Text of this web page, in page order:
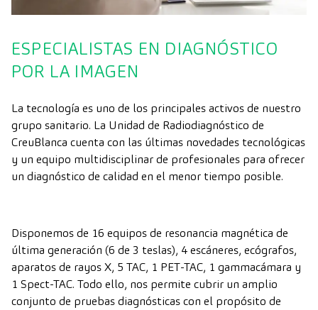
ESPECIALISTAS EN DIAGNÓSTICO
POR LA IMAGEN
La tecnología es uno de los principales activos de nuestro
grupo sanitario. La Unidad de Radiodiagnóstico de
CreuBlanca cuenta con las últimas novedades tecnológicas
y un equipo multidisciplinar de profesionales para ofrecer
un diagnóstico de calidad en el menor tiempo posible.
Disponemos de 16 equipos de resonancia magnética de
última generación (6 de 3 teslas), 4 escáneres, ecógrafos,
aparatos de rayos X, 5 TAC, 1 PET-TAC, 1 gammacámara y
1 Spect-TAC. Todo ello, nos permite cubrir un amplio
conjunto de pruebas diagnósticas con el propósito de